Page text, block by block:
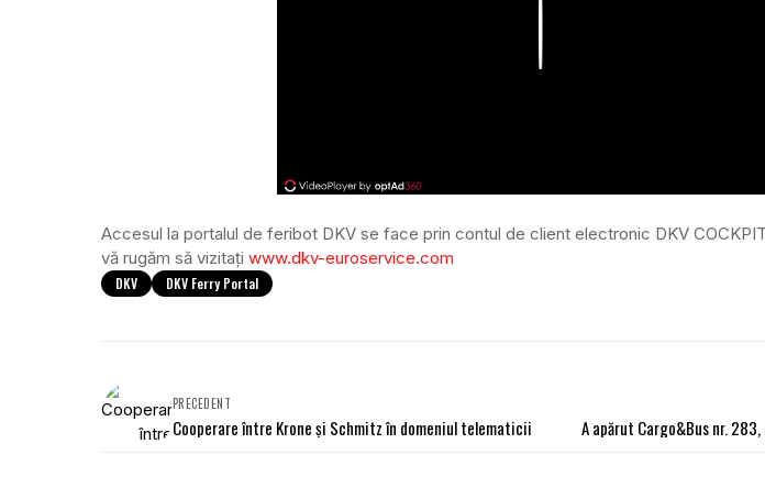
Accesul la portalul de feribot DKV se face prin contul de client electronic DKV
vă rugăm să vizitați www.dkv-euroservice.com
DKV DKV Ferry Portal
PRECEDENT
Cooperare între Krone și Schmitz în domeniul telematicii A apărut Cargo&Bus nr.